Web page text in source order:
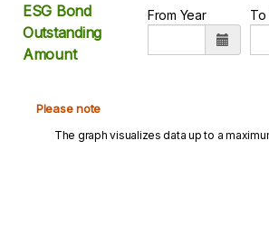
ESG Bond
Outstanding
Amount
From Year To
Please note
The graph visualizes data up to a